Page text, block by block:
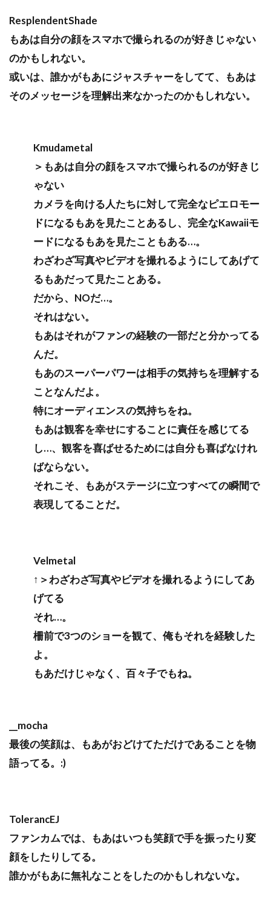
ResplendentShade
もあは自分の顔をスマホで撮られるのが好きじゃない
のかもしれない。
或いは、誰かがもあにジャスチャーをしてて、もあは
そのメッセージを理解出来なかったのかもしれない。
Kmudametal
＞もあは自分の顔をスマホで撮られるのが好きじ
ゃない
カメラを向ける人たちに対して完全なピエロモー
ドになるもあを見たことあるし、完全なKawaiiモ
ードになるもあを見たこともある…。
わざわざ写真やビデオを撮れるようにしてあげて
るもあだって見たことある。
だから、NOだ…。
それはない。
もあはそれがファンの経験の一部だと分かってる
んだ。
もあのスーパーパワーは相手の気持ちを理解する
ことなんだよ。
特にオーディエンスの気持ちをね。
もあは観客を幸せにすることに責任を感じてる
し…、観客を喜ばせるためには自分も喜ばなけれ
ばならない。
それこそ、もあがステージに立つすべての瞬間で
表現してることだ。
Velmetal
↑＞わざわざ写真やビデオを撮れるようにしてあ
げてる
それ…。
柵前で3つのショーを観て、俺もそれを経験した
よ。
もあだけじゃなく、百々子でもね。
__mocha
最後の笑顔は、もあがおどけてただけであることを物
語ってる。:)
TolerancEJ
ファンカムでは、もあはいつも笑顔で手を振ったり変
顔をしたりしてる。
誰かがもあに無礼なことをしたのかもしれないな。